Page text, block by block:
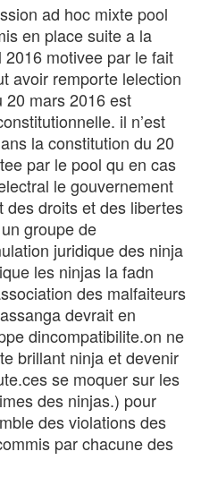
ad hoc mixte pool
en place suite a la
motivee par le fait
avoir remporte lelection
20 mars 2016 est
il n’est
la constitution du 20
par le pool qu en cas
le gouvernement
des droits et des libertes
groupe de
juridique des ninja
les ninjas la fadn
des malfaiteurs
devrait en
dincompatibilite.on ne
brillant ninja et devenir
se moquer sur les
des ninjas.) pour
des violations des
par chacune des